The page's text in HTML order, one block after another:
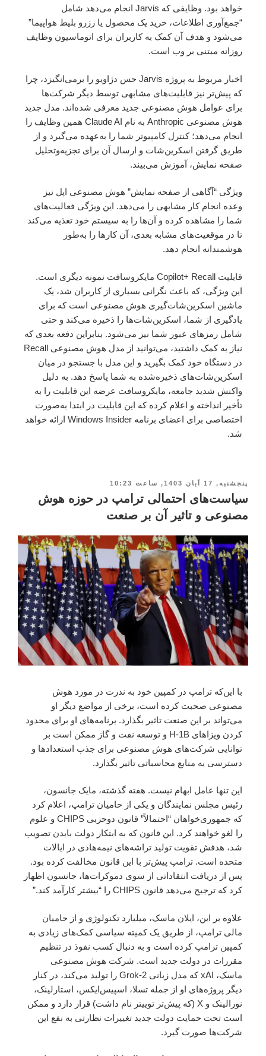
خواهد بود. وظایفی که Jarvis انجام می‌دهد شامل
“جمع‌آوری اطلاعات، خرید یک محصول یا رزرو بلیط هواپیما”
می‌شود و هدف آن کمک به کاربران برای اتوماسیون وظایف
روزانه مبتنی بر وب است.
اخبار مربوط به پروژه Jarvis حس دژاویو را برمی‌انگیزد، چرا
که پیش‌تر نیز قابلیت‌های مشابهی توسط دیگر شرکت‌ها
برای عوامل هوش مصنوعی جدید معرفی شده‌اند. مدل جدید
هوش مصنوعی Anthropic به نام Claude AI همین وظایف را
انجام می‌دهد؛ کنترل کامپیوتر شما را به‌عهده می‌گیرد و از
طریق گرفتن اسکرین‌شات و ارسال آن برای تجزیه‌وتحلیل
صفحه نمایش، آموزش می‌بیند.
ویژگی “آگاهی از صفحه نمایش” هوش مصنوعی اپل نیز
وعده انجام کار مشابهی را می‌دهد. این ویژگی فعالیت‌های
شما را مشاهده کرده و آن‌ها را به سیستم خود تغذیه می‌کند
تا در موقعیت‌های مشابه بعدی، آن کارها را به‌طور
هوشمندانه انجام دهد.
قابلیت Copilot+ Recall مایکروسافت نمونه دیگری است.
این ویژگی، که باعث نگرانی بسیاری از کاربران شد، یک
ماشین اسکرین‌شات‌گیری هوش مصنوعی است که برای
یادگیری از شما، اسکرین‌شات‌ها را ذخیره می‌کند و حتی
شامل رمزهای عبور شما نیز می‌شود. بنابراین دفعه بعدی که
نیاز به کمک داشتید، می‌توانید از مدل هوش مصنوعی Recall
در دستگاه خود کمک بگیرید و این مدل با جستجو در میان
اسکرین‌شات‌های ذخیره‌شده به شما پاسخ دهد. به دلیل
واکنش شدید جامعه، مایکروسافت عرضه این قابلیت را به
تأخیر انداخته و اعلام کرده که این قابلیت در ابتدا به‌صورت
اختصاصی برای اعضای برنامه Windows Insider ارائه خواهد
شد.
پنجشنبه, 17 آبان 1403, ساعت 10:23
سیاست‌های احتمالی ترامپ در حوزه هوش
مصنوعی و تاثیر آن بر صنعت
با این‌که ترامپ در کمپین خود به ندرت در مورد هوش
مصنوعی صحبت کرده است، برخی از مواضع دیگر او
می‌تواند بر این صنعت تاثیر بگذارد. برنامه‌های او برای محدود
کردن ویزاهای H-1B و توسعه نفت و گاز ممکن است بر
توانایی شرکت‌های هوش مصنوعی برای جذب استعدادها و
دسترسی به منابع محاسباتی تاثیر بگذارد.
این تنها عامل ابهام نیست. هفته گذشته، مایک جانسون،
رئیس مجلس نمایندگان و یکی از حامیان ترامپ، اعلام کرد
که جمهوری‌خواهان “احتمالاً” قانون دوحزبی CHIPS و علوم
را لغو خواهند کرد. این قانون که به ابتکار دولت بایدن تصویب
شد، هدفش تقویت تولید تراشه‌های نیمه‌هادی در ایالات
متحده است. ترامپ پیش‌تر با این قانون مخالفت کرده بود.
پس از دریافت انتقاداتی از سوی دموکرات‌ها، جانسون اظهار
کرد که ترجیح می‌دهد قانون CHIPS را “بیشتر کارآمد کند.”
علاوه بر این، ایلان ماسک، میلیارد تکنولوژی و از حامیان
مالی ترامپ، از طریق یک کمیته سیاسی کمک‌های زیادی به
کمپین ترامپ کرده است و به دنبال کسب نفوذ در تنظیم
مقررات در دولت جدید است. شرکت هوش مصنوعی
ماسک، xAI که مدل زبانی Grok-2 را تولید می‌کند، در کنار
دیگر پروژه‌های او از جمله تسلا، اسپیس‌ایکس، استارلینک،
نورالینک و X (که پیش‌تر توییتر نام داشت) قرار دارد و ممکن
است تحت حمایت دولت جدید تغییرات نظارتی به نفع این
شرکت‌ها صورت گیرد.